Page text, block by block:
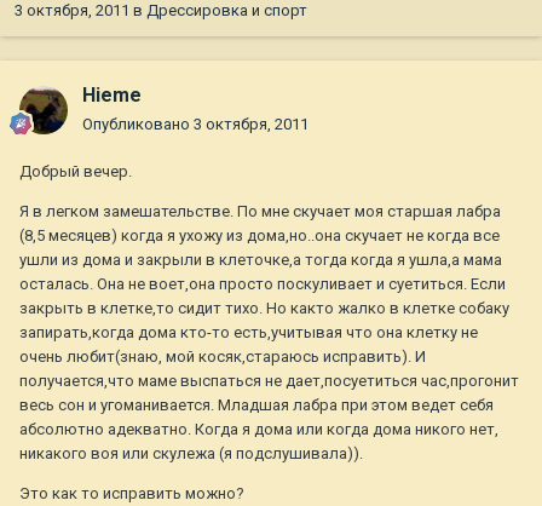
3 октября, 2011 в Дрессировка и спорт
Hieme
Опубликовано 3 октября, 2011
Добрый вечер.
Я в легком замешательстве. По мне скучает моя старшая лабра
(8,5 месяцев) когда я ухожу из дома,но..она скучает не когда все
ушли из дома и закрыли в клеточке,а тогда когда я ушла,а мама
осталась. Она не воет,она просто поскуливает и суетиться. Если
закрыть в клетке,то сидит тихо. Но както жалко в клетке собаку
запирать,когда дома кто-то есть,учитывая что она клетку не
очень любит(знаю, мой косяк,стараюсь исправить). И
получается,что маме выспаться не дает,посуетиться час,прогонит
весь сон и угоманивается. Младшая лабра при этом ведет себя
абсолютно адекватно. Когда я дома или когда дома никого нет,
никакого воя или скулежа (я подслушивала)).
Это как то исправить можно?